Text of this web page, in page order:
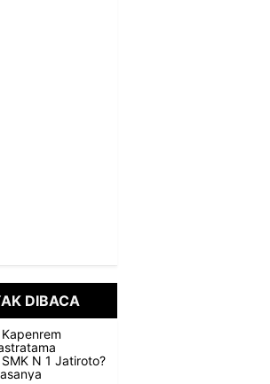
DIBACA
N 1 Jatiroto?